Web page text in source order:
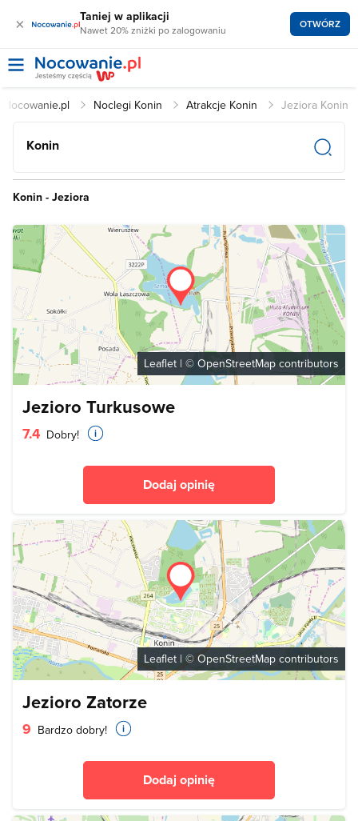
× Taniej w aplikacji
Nawet 20% zniżki po zalogowaniu OTWÓRZ
Nocowanie.pl Noclegi Konin Atrakcje Konin Jeziora Konin
Konin
Konin - Jeziora
Leaflet | © OpenStreetMap contributors
Jezioro Turkusowe
7.4 Dobry!
Dodaj opinię
Leaflet | © OpenStreetMap contributors
Jezioro Zatorze
9 Bardzo dobry!
Dodaj opinię